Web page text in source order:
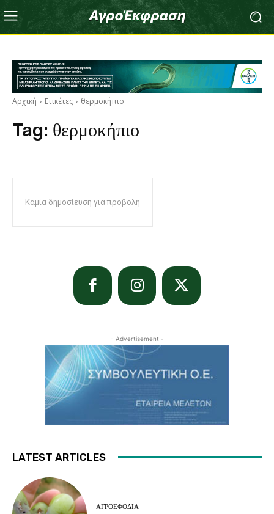
Αρχική Ετικέτες θερμοκήπιο
Tag: θερμοκήπιο
Καμία δημοσίευση για προβολή
- Advertisement -
LATEST ARTICLES
ΑΓΡΟΕΦΌΔΙΑ